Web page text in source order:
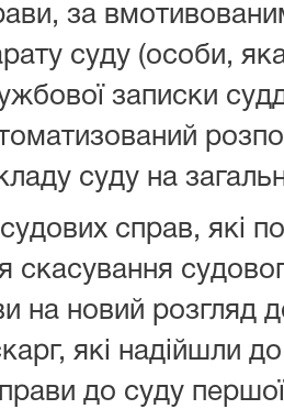
за
суду (особи,
записки
суду на
справ, які
скасування
на новий розгляд
які надійшли
до суду першої